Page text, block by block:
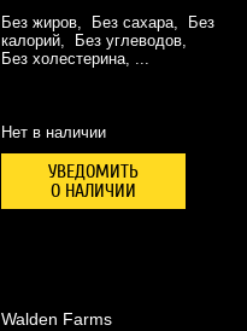
Без жиров, Без сахара, Без
калорий, Без углеводов,
Без холестерина, ...
Нет в наличии
УВЕДОМИТЬ
О НАЛИЧИИ
Walden Farms